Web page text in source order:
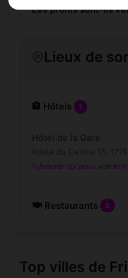
Les profils sont-ils
Lieux de
🏨 Hôtels 1
Inscris-toi pour voir le
🍽️ Restaurants 2
Top villes de